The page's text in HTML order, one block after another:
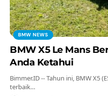
BMW NEWS
BMW X5 Le Mans
Anda Ketahui
Bimmer.ID -- Tahun ini, BMW X5
terbaik…